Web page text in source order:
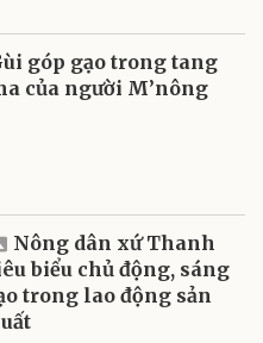
góp gạo trong tang
của người M’nông
Nông dân xứ Thanh
biểu chủ động, sáng
trong lao động sản